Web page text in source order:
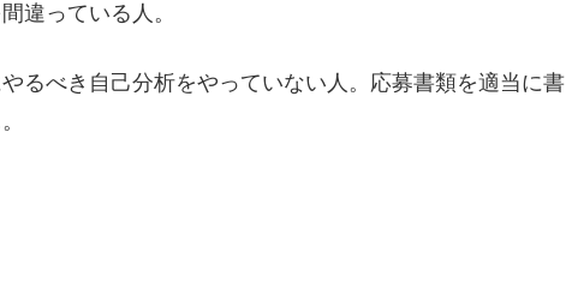
違っている人。
るべき自己分析をやっていない人。応募書類を適当に書